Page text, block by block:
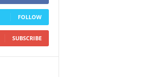
FOLLOW
SUBSCRIBE